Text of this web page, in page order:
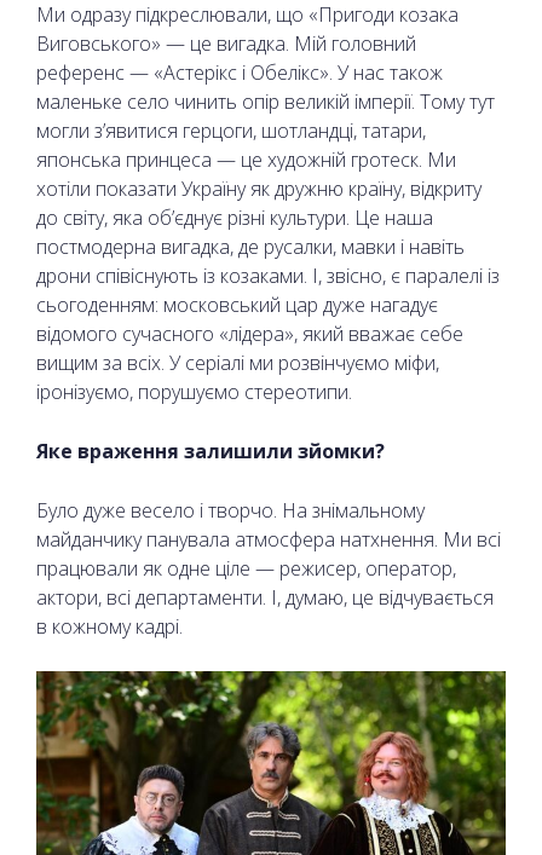
Ми одразу підкреслювали, що «Пригоди козака
Виговського» — це вигадка. Мій головний
референс — «Астерікс і Обелікс». У нас також
маленьке село чинить опір великій імперії. Тому тут
могли з’явитися герцоги, шотландці, татари,
японська принцеса — це художній гротеск. Ми
хотіли показати Україну як дружню країну, відкриту
до світу, яка об’єднує різні культури. Це наша
постмодерна вигадка, де русалки, мавки і навіть
дрони співіснують із козаками. І, звісно, є паралелі із
сьогоденням: московський цар дуже нагадує
відомого сучасного «лідера», який вважає себе
вищим за всіх. У серіалі ми розвінчуємо міфи,
іронізуємо, порушуємо стереотипи.
Яке враження залишили зйомки?
Було дуже весело і творчо. На знімальному
майданчику панувала атмосфера натхнення. Ми всі
працювали як одне ціле — режисер, оператор,
актори, всі департаменти. І, думаю, це відчувається
в кожному кадрі.